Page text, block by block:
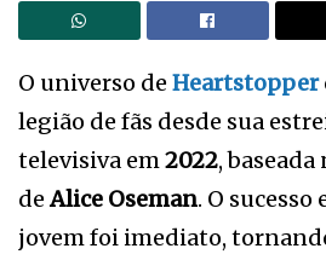
O universo de Heartstopper
legião de fãs desde sua
televisiva em2022,
deAlice Oseman. O
jovem foi imediato,